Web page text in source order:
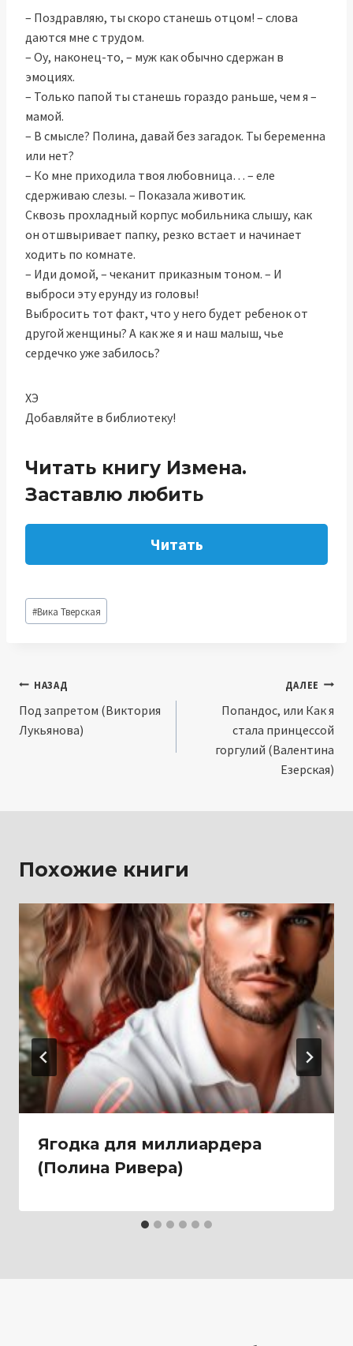
– Поздравляю, ты скоро станешь отцом! – слова
даются мне с трудом.
– Оу, наконец-то, – муж как обычно сдержан в
эмоциях.
– Только папой ты станешь гораздо раньше, чем я –
мамой.
– В смысле? Полина, давай без загадок. Ты беременна
или нет?
– Ко мне приходила твоя любовница… – еле
сдерживаю слезы. – Показала животик.
Сквозь прохладный корпус мобильника слышу, как
он отшвыривает папку, резко встает и начинает
ходить по комнате.
– Иди домой, – чеканит приказным тоном. – И
выброси эту ерунду из головы!
Выбросить тот факт, что у него будет ребенок от
другой женщины? А как же я и наш малыш, чье
сердечко уже забилось?
ХЭ
Добавляйте в библиотеку!
Читать книгу Измена.
Заставлю любить
Читать
Метки
записи:
#Вика Тверская
Навигация
по
НАЗАД
Под запретом (Виктория
Лукьянова)
ДАЛЕЕ
Попандос, или Как я
стала принцессой
горгулий (Валентина
Езерская)
Похожие книги
Ягодка для миллиардера
(Полина Ривера)